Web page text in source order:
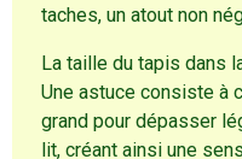
taches, un atout non
La taille du tapis dans
Une astuce consiste à
grand pour dépasser
lit, créant ainsi une